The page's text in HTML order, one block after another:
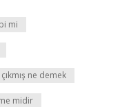
mi
ne demek
midir